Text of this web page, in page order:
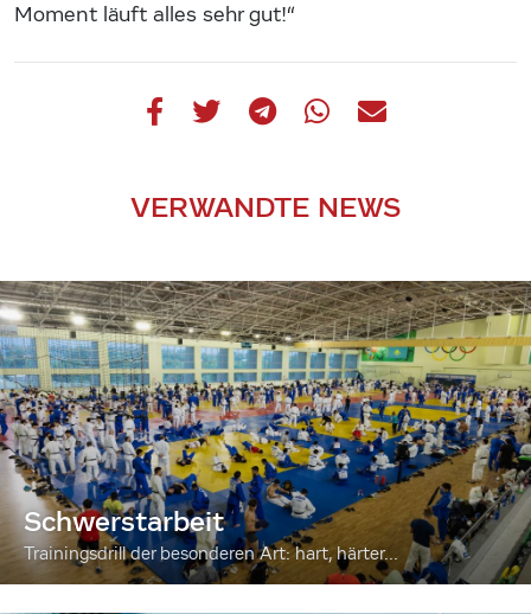
Moment läuft alles sehr gut!“
VERWANDTE NEWS
Schwerstarbeit
Trainingsdrill der besonderen Art: hart, härter...